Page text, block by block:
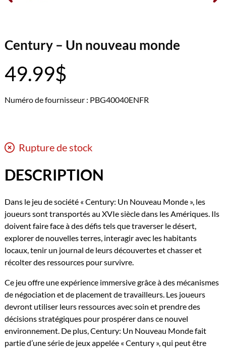
Century – Un nouveau monde
49.99$
Numéro de fournisseur : PBG40040ENFR
Rupture de stock
DESCRIPTION
Dans le jeu de société « Century: Un Nouveau Monde », les
joueurs sont transportés au XVIe siècle dans les Amériques. Ils
doivent faire face à des défis tels que traverser le désert,
explorer de nouvelles terres, interagir avec les habitants
locaux, tenir un journal de leurs découvertes et chasser et
récolter des ressources pour survivre.
Ce jeu offre une expérience immersive grâce à des mécanismes
de négociation et de placement de travailleurs. Les joueurs
devront utiliser leurs ressources avec soin et prendre des
décisions stratégiques pour prospérer dans ce nouvel
environnement. De plus, Century: Un Nouveau Monde fait
partie d’une série de jeux appelée « Century », qui peut être